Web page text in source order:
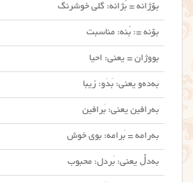
بۆژانه = بُژانه: گلی خوشرنگ
بۆنه =: بُنه: مناسبت
بووژان = یعنی: احیا
به‌ده‌و یعنی: بَدَو: زیبا
به‌رافین یعنی: بَرافین
به‌رامه = بَرامه: بوی خوش
به‌دڵ یعنی: بَردل: محبوب